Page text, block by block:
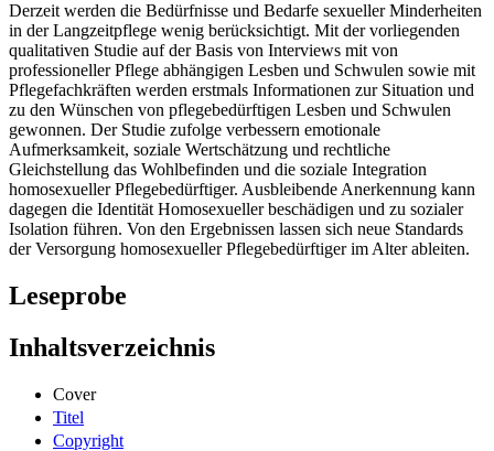
Derzeit werden die Bedürfnisse und Bedarfe sexueller Minderheiten
in der Langzeitpflege wenig berücksichtigt. Mit der vorliegenden
qualitativen Studie auf der Basis von Interviews mit von
professioneller Pflege abhängigen Lesben und Schwulen sowie mit
Pflegefachkräften werden erstmals Informationen zur Situation und
zu den Wünschen von pflegebedürftigen Lesben und Schwulen
gewonnen. Der Studie zufolge verbessern emotionale
Aufmerksamkeit, soziale Wertschätzung und rechtliche
Gleichstellung das Wohlbefinden und die soziale Integration
homosexueller Pflegebedürftiger. Ausbleibende Anerkennung kann
dagegen die Identität Homosexueller beschädigen und zu sozialer
Isolation führen. Von den Ergebnissen lassen sich neue Standards
der Versorgung homosexueller Pflegebedürftiger im Alter ableiten.
Leseprobe
Inhaltsverzeichnis
Cover
Titel
Copyright